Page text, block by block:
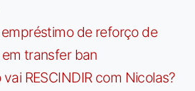
de reforço de
transfer ban
vai RESCINDIR com Nicolas?